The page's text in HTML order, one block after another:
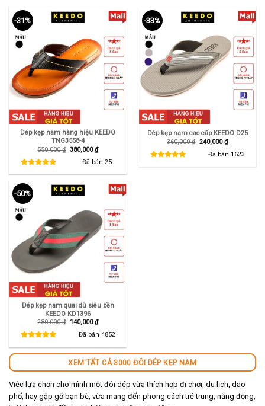
-31%
Dép kẹp nam hàng hiệu KEEDO
TNG3558-4
550,000₫ Giá
550,000 ₫.
380,000₫Giá
hiện
tại
là:
Đã bán 25
-33%
Dép kẹp nam cao cấp KEEDO D25
360,000₫ Giá
360,000 ₫.
240,000₫Giá
hiện
tại
là:
Đã bán 1623
-50%
Dép kẹp nam quai dù siêu bền
KEEDO KD1396
280,000₫ Giá
140,000₫Giá
hiện
tại
Đã bán 4852
XEM TẤT CẢ 3000 ĐÔI DÉP KẸP NAM
Việc lựa chọn cho mình một đôi dép vừa thích hợp đi chơi, du lịch, dạo
phố, hay gặp gỡ bạn bè, vừa mang đến phong cách trẻ trung, năng động,